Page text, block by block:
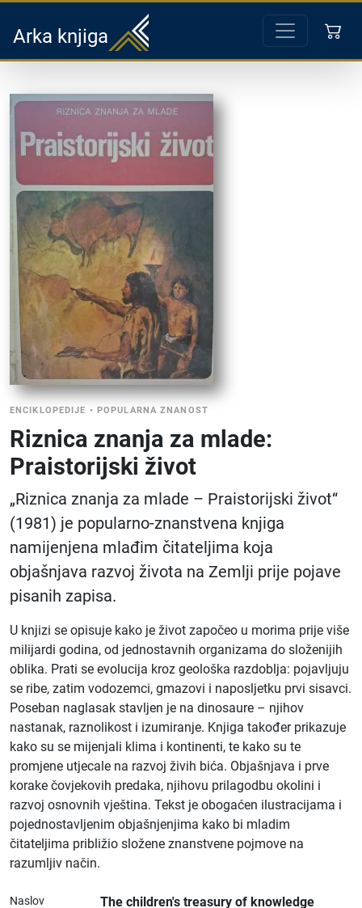
Arka knjiga
ENCIKLOPEDIJE • POPULARNA ZNANOST
Riznica znanja za mlade:
Praistorijski život
„Riznica znanja za mlade – Praistorijski život“
(1981) je popularno-znanstvena knjiga
namijenjena mlađim čitateljima koja
objašnjava razvoj života na Zemlji prije pojave
pisanih zapisa.
U knjizi se opisuje kako je život započeo u morima prije više
milijardi godina, od jednostavnih organizama do složenijih
oblika. Prati se evolucija kroz geološka razdoblja: pojavljuju
se ribe, zatim vodozemci, gmazovi i naposljetku prvi sisavci.
Poseban naglasak stavljen je na dinosaure – njihov
nastanak, raznolikost i izumiranje. Knjiga također prikazuje
kako su se mijenjali klima i kontinenti, te kako su te
promjene utjecale na razvoj živih bića. Objašnjava i prve
korake čovjekovih predaka, njihovu prilagodbu okolini i
razvoj osnovnih vještina. Tekst je obogaćen ilustracijama i
pojednostavljenim objašnjenjima kako bi mladim
čitateljima približio složene znanstvene pojmove na
razumljiv način.
Naslov
The children's treasury of knowledge